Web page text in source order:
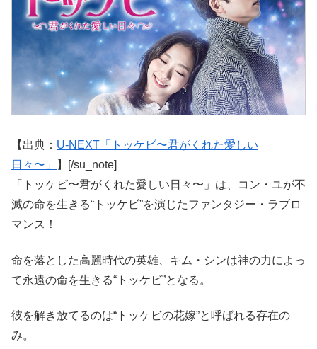
【出典： U-NEXT「トッケビ〜君がくれた愛しい
日々〜」
】[/su_note]
「トッケビ〜君がくれた愛しい日々〜」は、コン・ユが不
滅の命を生きる“トッケビ”を演じたファンタジー・ラブロ
マンス！
命を落とした高麗時代の英雄、キム・シンは神の力によっ
て永遠の命を生きる“トッケビ”となる。
彼を解き放てるのは“トッケビの花嫁”と呼ばれる存在の
み。